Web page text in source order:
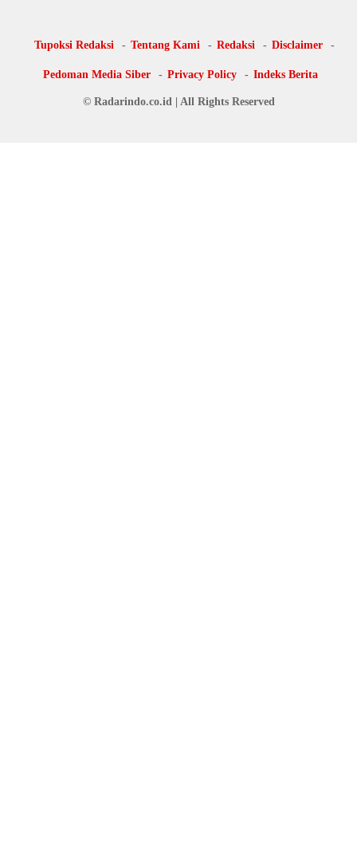
Tupoksi Redaksi Tentang Kami Redaksi Disclaimer
Pedoman Media Siber Privacy Policy Indeks Berita
© Radarindo.co.id | All Rights Reserved